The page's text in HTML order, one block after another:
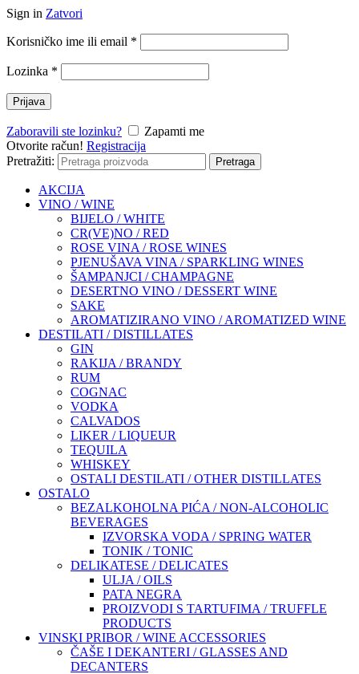
Sign in Zatvori
Korisničko ime ili email *
Lozinka *
Prijava
Zaboravili ste lozinku?
Zapamti me
Otvorite račun! Registracija
Pretražiti:
Pretraga
AKCIJA
VINO / WINE
BIJELO / WHITE
CR(VE)NO / RED
ROSE VINA / ROSE WINES
PJENUŠAVA VINA / SPARKLING WINES
ŠAMPANJCI / CHAMPAGNE
DESERTNO VINO / DESSERT WINE
SAKE
AROMATIZIRANO VINO / AROMATIZED WINE
DESTILATI / DISTILLATES
GIN
RAKIJA / BRANDY
RUM
COGNAC
VODKA
CALVADOS
LIKER / LIQUEUR
TEQUILA
WHISKEY
OSTALI DESTILATI / OTHER DISTILLATES
OSTALO
BEZALKOHOLNA PIĆA / NON-ALCOHOLIC
BEVERAGES
IZVORSKA VODA / SPRING WATER
TONIK / TONIC
DELIKATESE / DELICATES
ULJA / OILS
PATA NEGRA
PROIZVODI S TARTUFIMA / TRUFFLE
PRODUCTS
VINSKI PRIBOR / WINE ACCESSORIES
ČAŠE I DEKANTERI / GLASSES AND
DECANTERS